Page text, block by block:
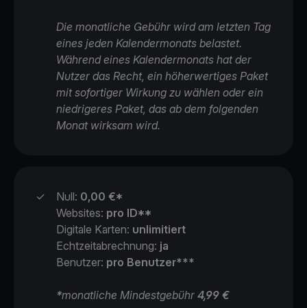
Die monatliche Gebühr wird am letzten Tag
eines jeden Kalendermonats belastet.
Während eines Kalendermonats hat der
Nutzer das Recht, ein höherwertiges Paket
mit sofortiger Wirkung zu wählen oder ein
niedrigeres Paket, das ab dem folgenden
Monat wirksam wird.
✓ Null: 0,00 €*
Websites: pro ID**
Digitale Karten: unlimitiert
Echtzeitabrechnung: ja
Benutzer: pro Benutzer***
*monatliche Mindestgebühr 4,99 €